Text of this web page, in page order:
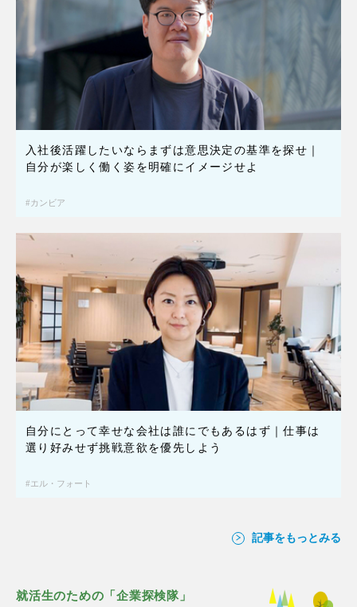
入社後活躍したいならまずは意思決定の基準を探せ｜
自分が楽しく働く姿を明確にイメージせよ
カンビア
自分にとって幸せな会社は誰にでもあるはず｜仕事は
選り好みせず挑戦意欲を優先しよう
エル・フォート
記事をもっとみる
就活生のための「企業探検隊」